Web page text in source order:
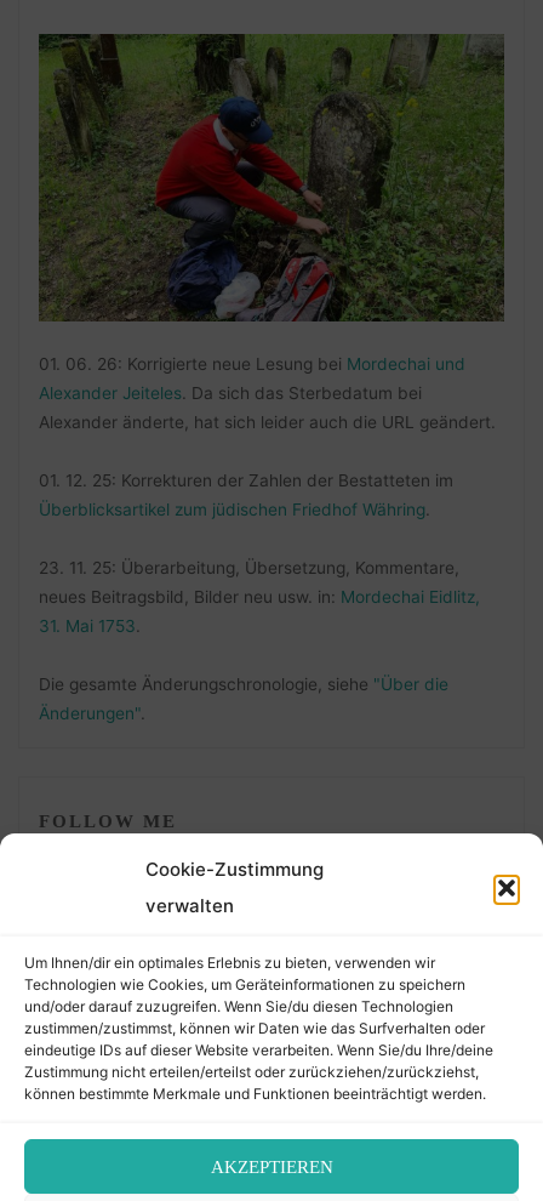
Cookie-Zustimmung
verwalten
Um Ihnen/dir ein optimales Erlebnis zu bieten, verwenden wir
Technologien wie Cookies, um Geräteinformationen zu speichern
und/oder darauf zuzugreifen. Wenn Sie/du diesen Technologien
zustimmen/zustimmst, können wir Daten wie das Surfverhalten oder
eindeutige IDs auf dieser Website verarbeiten. Wenn Sie/du Ihre/deine
Zustimmung nicht erteilen/erteilst oder zurückziehen/zurückziehst,
können bestimmte Merkmale und Funktionen beeinträchtigt werden.
AKZEPTIEREN
01. 06. 26: Korrigierte neue Lesung bei Mordechai und
Alexander Jeiteles. Da sich das Sterbedatum bei
Alexander änderte, hat sich leider auch die URL geändert.
01. 12. 25: Korrekturen der Zahlen der Bestatteten im
Überblicksartikel zum jüdischen Friedhof Währing.
23. 11. 25: Überarbeitung, Übersetzung, Kommentare,
neues Beitragsbild, Bilder neu usw. in: Mordechai Eidlitz,
31. Mai 1753.
Die gesamte Änderungschronologie, siehe "Über die
Änderungen".
FOLLOW ME
©2026 Der Transkribierer
Back